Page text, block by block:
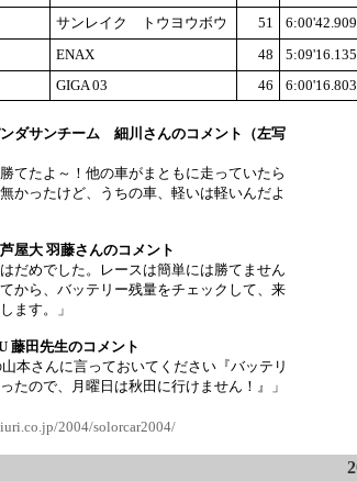
サンレイク トウヨウボウ 51
6:00'42.909
ENAX 48
5:09'16.135
GIGA 03 46 6:00'16.803
ダサンチーム 細川さんのコメント（左写
勝てたよ～！他の車がまともに走っていたら
かったけど、うちの車、軽いは軽いんだよ
屋大 羽藤さんのコメント
はだめでした。レースは簡単には勝てません
から、バッテリー残量をチェックして、来
ます。」
藤田先生のコメント
山本さんに言っておいてください『バッテリ
たので、月曜日は秋田に行けません！』」
2004/solorcar2004/